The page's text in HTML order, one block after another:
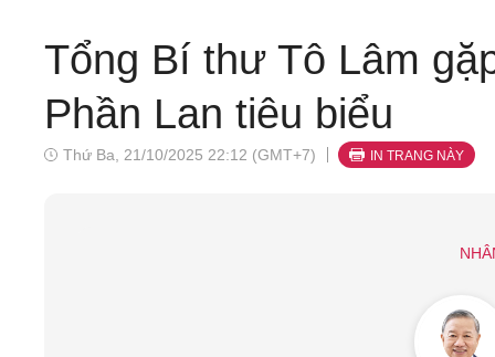
Tổng Bí thư Tô Lâm
Phần Lan tiêu biểu
Thứ Ba, 21/10/2025 22:12 (GMT+7) IN TRANG NÀY